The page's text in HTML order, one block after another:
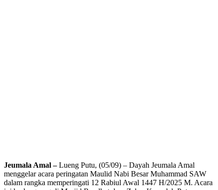
Jeumala Amal –Lueng Putu, (05/09) – Dayah Jeumala Amal
menggelar acara peringatan Maulid Nabi Besar Muhammad SAW
dalam rangka memperingati 12 Rabiul Awal 1447 H/2025 M. Acara